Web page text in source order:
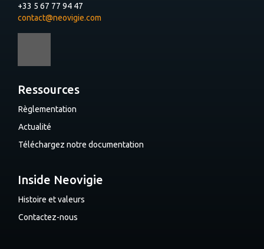
+33 5 67 77 94 47
contact@neovigie.com
Ressources
Règlementation
Actualité
Téléchargez notre documentation
Inside Neovigie
Histoire et valeurs
Contactez-nous